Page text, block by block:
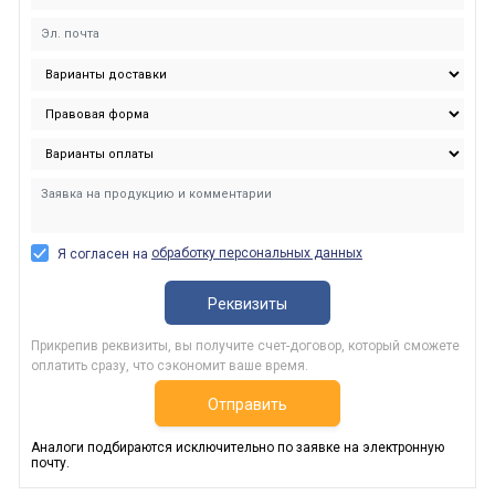
Я согласен на обработку персональных данных
Реквизиты
Прикрепив реквизиты, вы получите счет-договор, который сможете
оплатить сразу, что сэкономит ваше время.
Отправить
Аналоги подбираются исключительно по заявке на электронную
почту.